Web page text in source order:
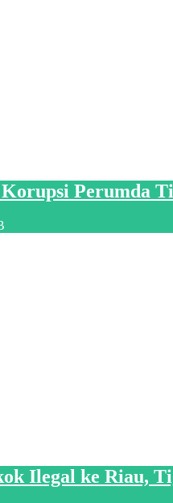
Perumda
Ilegal ke Riau,